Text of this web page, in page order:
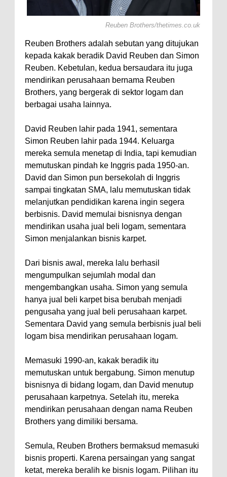
Reuben Brothers/thetimes.co.uk
Reuben Brothers adalah sebutan yang ditujukan
kepada kakak beradik David Reuben dan Simon
Reuben. Kebetulan, kedua bersaudara itu juga
mendirikan perusahaan bernama Reuben
Brothers, yang bergerak di sektor logam dan
berbagai usaha lainnya.
David Reuben lahir pada 1941, sementara
Simon Reuben lahir pada 1944. Keluarga
mereka semula menetap di India, tapi kemudian
memutuskan pindah ke Inggris pada 1950-an.
David dan Simon pun bersekolah di Inggris
sampai tingkatan SMA, lalu memutuskan tidak
melanjutkan pendidikan karena ingin segera
berbisnis. David memulai bisnisnya dengan
mendirikan usaha jual beli logam, sementara
Simon menjalankan bisnis karpet.
Dari bisnis awal, mereka lalu berhasil
mengumpulkan sejumlah modal dan
mengembangkan usaha. Simon yang semula
hanya jual beli karpet bisa berubah menjadi
pengusaha yang jual beli perusahaan karpet.
Sementara David yang semula berbisnis jual beli
logam bisa mendirikan perusahaan logam.
Memasuki 1990-an, kakak beradik itu
memutuskan untuk bergabung. Simon menutup
bisnisnya di bidang logam, dan David menutup
perusahaan karpetnya. Setelah itu, mereka
mendirikan perusahaan dengan nama Reuben
Brothers yang dimiliki bersama.
Semula, Reuben Brothers bermaksud memasuki
bisnis properti. Karena persaingan yang sangat
ketat, mereka beralih ke bisnis logam. Pilihan itu